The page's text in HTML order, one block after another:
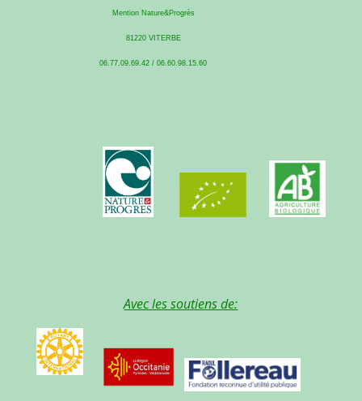
Mention Nature&Progrès
81220 VITERBE
06.77.09.69.42 / 06.60.98.15.60
Avec les soutiens de: